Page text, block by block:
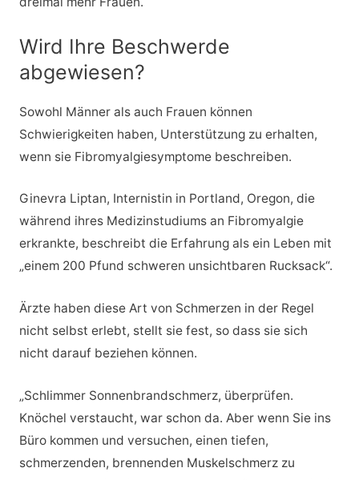
Wird Ihre Beschwerde
abgewiesen?
Sowohl Männer als auch Frauen können
Schwierigkeiten haben, Unterstützung zu erhalten,
wenn sie Fibromyalgiesymptome beschreiben.
Ginevra Liptan, Internistin in Portland, Oregon, die
während ihres Medizinstudiums an Fibromyalgie
erkrankte, beschreibt die Erfahrung als ein Leben mit
„einem 200 Pfund schweren unsichtbaren Rucksack“.
Ärzte haben diese Art von Schmerzen in der Regel
nicht selbst erlebt, stellt sie fest, so dass sie sich
nicht darauf beziehen können.
„Schlimmer Sonnenbrandschmerz, überprüfen.
Knöchel verstaucht, war schon da. Aber wenn Sie ins
Büro kommen und versuchen, einen tiefen,
schmerzenden, brennenden Muskelschmerz zu